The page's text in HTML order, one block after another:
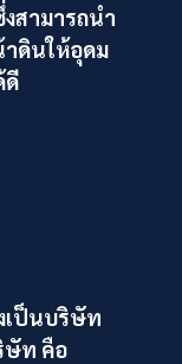
สามารถนำ
ดินให้อุดม
ดี
เป็นบริษัท
ษัท คือ